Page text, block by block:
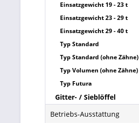
Einsatzgewicht 19 - 23 t
Einsatzgewicht 23 - 29 t
Einsatzgewicht 29 - 40 t
Typ Standard
Typ Standard (ohne Zähne)
Typ Volumen (ohne Zähne)
Typ Futura
Gitter- / Sieblöffel
Betriebs-Ausstattung